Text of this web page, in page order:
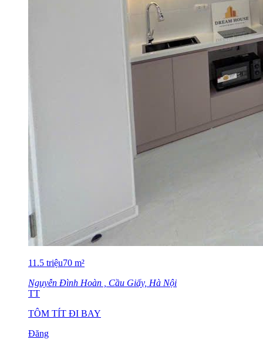
11.5 triệu70 m²
Nguyễn Đình Hoàn , Cầu Giấy, Hà Nội
TT
TÔM TÍT ĐI BAY
Đăng